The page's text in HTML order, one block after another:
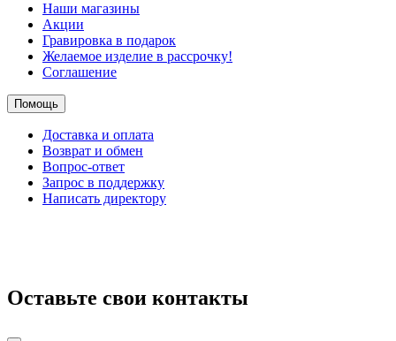
Наши магазины
Акции
Гравировка в подарок
Желаемое изделие в рассрочку!
Соглашение
Помощь
Доставка и оплата
Возврат и обмен
Вопрос-ответ
Запрос в поддержку
Написать директору
Оставьте свои контакты